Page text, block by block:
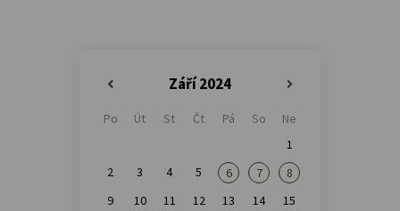
Září 2024
Po Út St Čt Pá So
Ne
1
2
3 4 5 6 7
8
9
10 11 12 13 14 15